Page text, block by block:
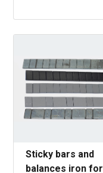
Sticky bars and
balances iron for